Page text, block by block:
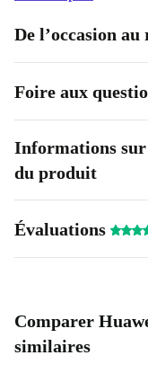
De l’occasion
Foire aux
Informations
du produit
Évaluations
Comparer
similaires